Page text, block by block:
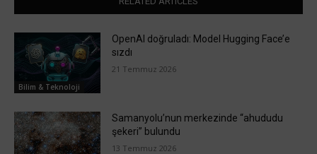
Bilim & Teknoloji
OpenAI doğruladı: Model Hugging Face’e
sızdı
21 Temmuz 2026
Samanyolu’nun merkezinde “ahududu
şekeri” bulundu
13 Temmuz 2026